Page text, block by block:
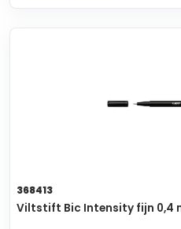
368413
Viltstift Bic Intensity fijn 0,4